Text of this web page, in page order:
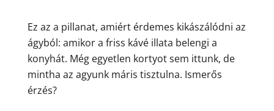
Ez az a pillanat, amiért érdemes kikászálódni az
ágyból: amikor a friss kávé illata belengi a
konyhát. Még egyetlen kortyot sem ittunk, de
mintha az agyunk máris tisztulna. Ismerős
érzés?